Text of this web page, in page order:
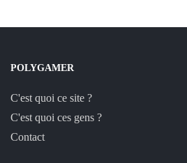
POLYGAMER
C'est quoi ce site ?
C'est quoi ces gens ?
Contact